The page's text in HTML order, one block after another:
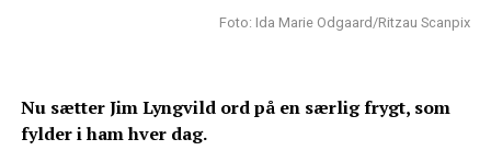
Foto: Ida Marie Odgaard/Ritzau Scanpix
Nu sætter Jim Lyngvild ord på en særlig frygt, som
fylder i ham hver dag.